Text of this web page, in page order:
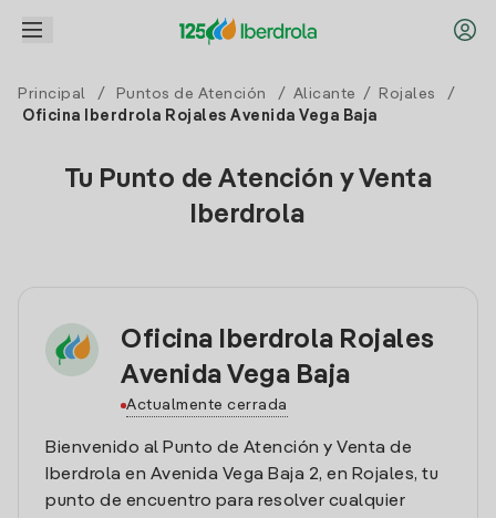
Principal / Puntos de Atención / Alicante / Rojales
/
Oficina Iberdrola Rojales Avenida Vega Baja
Tu Punto de Atención y Venta
Iberdrola
Oficina Iberdrola Rojales
Avenida Vega Baja
Actualmente cerrada
Bienvenido al Punto de Atención y Venta de
Iberdrola en Avenida Vega Baja 2, en Rojales, tu
punto de encuentro para resolver cualquier